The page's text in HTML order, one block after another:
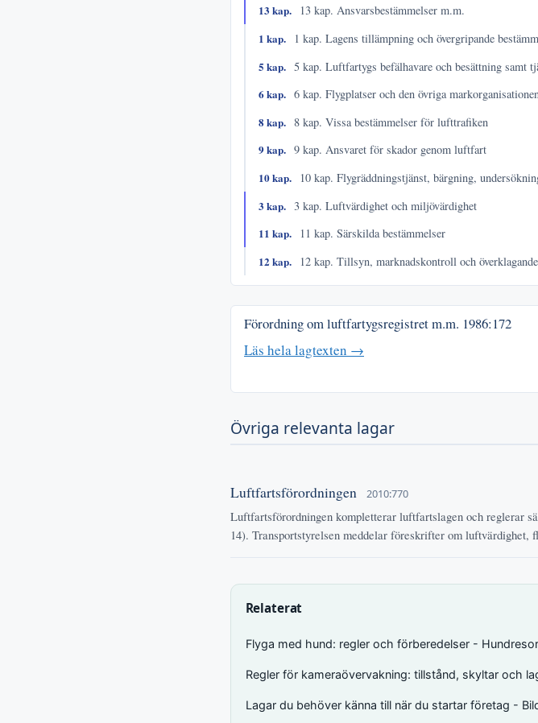
13 kap.
13 kap. Ansvarsbestämmelser m.m.
1 kap.
1 kap. Lagens tillämpning och övergripande
5 kap. 5 kap. Luftfartygs befälhavare och besättning samt
6 kap. 6 kap. Flygplatser och den övriga
8 kap. 8 kap. Vissa bestämmelser för lufttrafiken
9 kap. 9 kap. Ansvaret för skador genom luftfart
10 kap.
10 kap. Flygräddningstjänst, bärgning,
3 kap. 3 kap. Luftvärdighet och miljövärdighet
11 kap.
11 kap. Särskilda bestämmelser
12 kap.
12 kap. Tillsyn, marknadskontroll och överklagande
Förordning om luftfartygsregistret m.m. 1986:172
Läs hela lagtexten →
Övriga relevanta lagar
Luftfartsförordningen 2010:770
Luftfartsförordningen kompletterar luftfartslagen och reglerar
14). Transportstyrelsen meddelar föreskrifter om
Relaterat
Flyga med hund: regler och förberedelser - Hundresor
Regler för kameraövervakning: tillstånd, skyltar och
Lagar du behöver känna till när du startar företag -